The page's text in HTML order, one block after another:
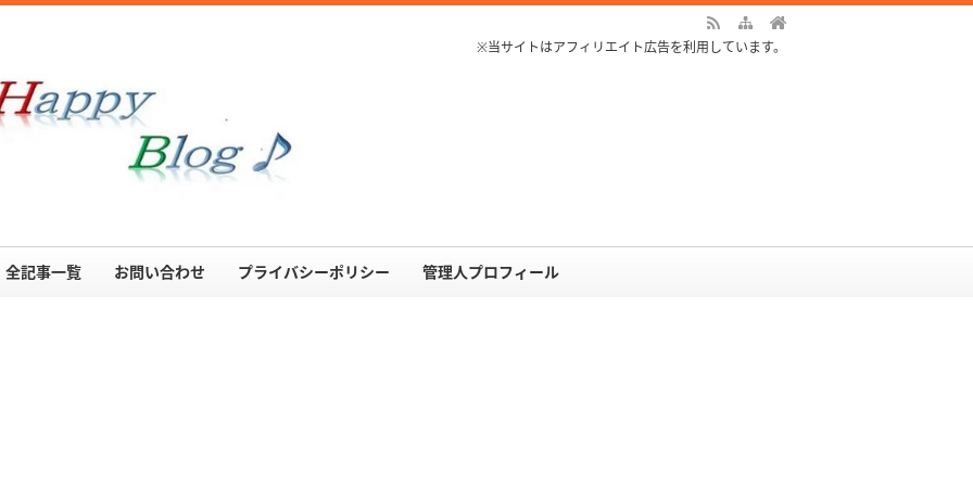
※当サイトはアフィリエイト広告を利用しています。
全記事一覧 お問い合わせ プライバシーポリシー 管理人プロフィール